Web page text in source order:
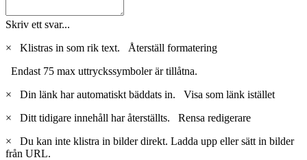
Skriv ett svar...
×
Klistras in som rik text. Återställ formatering
Endast 75 max uttryckssymboler är tillåtna.
×
Din länk har automatiskt bäddats in. Visa som länk istället
×
Ditt tidigare innehåll har återställts. Rensa redigerare
×
Du kan inte klistra in bilder direkt. Ladda upp eller sätt in bilder
från URL.